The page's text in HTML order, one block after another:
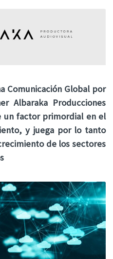
Comunicación Global por
Albaraka Producciones
un factor primordial en el
y juega por lo tanto
de los sectores